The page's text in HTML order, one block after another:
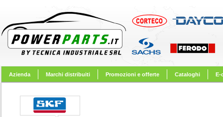
Azienda Marchi distribuiti Promozioni e offerte Cataloghi E-